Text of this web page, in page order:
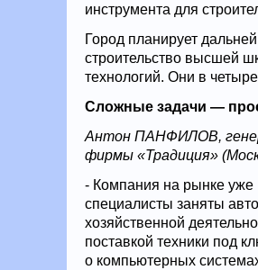
инструмента для
Город планирует
строительство высшей
технологий. Они в
Сложные задачи —
Антон ПАНФИЛОВ,
фирмы «Традиция»
- Компания на рынке уже
специалисты заняты
хозяйственной
поставкой техники под
о компьютерных